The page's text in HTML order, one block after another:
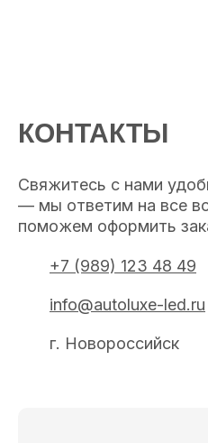
КОНТАКТЫ
Свяжитесь с нами
— мы ответим на все
поможем оформить
+7 (989) 123 48 49
info@autoluxe-led.ru
г. Новороссийск